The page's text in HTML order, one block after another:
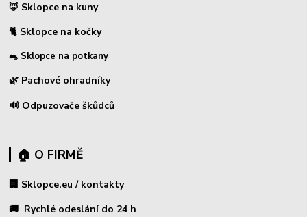
🦊 Sklopce na kuny
🐈 Sklopce na kočky
🐀 Sklopce na potkany
🌿 Pachové ohradníky
🔊 Odpuzovače škůdců
🏠 O FIRMĚ
🏢 Sklopce.eu / kontakty
🚚 Rychlé odeslání do 24 h